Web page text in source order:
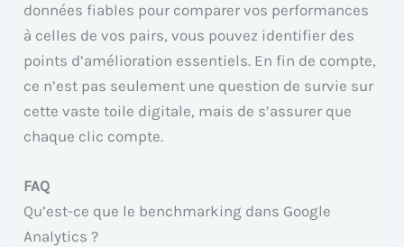
données fiables pour comparer vos performances
à celles de vos pairs, vous pouvez identifier des
points d’amélioration essentiels. En fin de compte,
ce n’est pas seulement une question de survie sur
cette vaste toile digitale, mais de s’assurer que
chaque clic compte.
FAQ
Qu’est-ce que le benchmarking dans Google
Analytics ?